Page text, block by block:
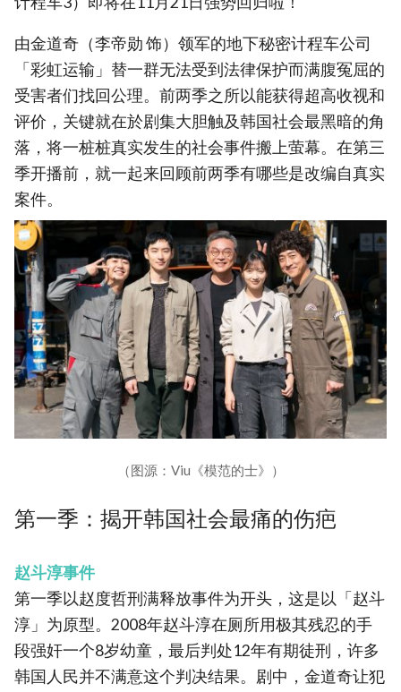
由金道奇（李帝勋 饰）领军的地下秘密计程车公司
「彩虹运输」替一群无法受到法律保护而满腹冤屈的
受害者们找回公理。前两季之所以能获得超高收视和
评价，关键就在於剧集大胆触及韩国社会最黑暗的角
落，将一桩桩真实发生的社会事件搬上萤幕。在第三
季开播前，就一起来回顾前两季有哪些是改编自真实
案件。
（图源：Viu《模范的士》）
第一季：揭开韩国社会最痛的伤疤
赵斗淳事件
第一季以赵度哲刑满释放事件为开头，这是以「赵斗
淳」为原型。2008年赵斗淳在厕所用极其残忍的手
段强奸一个8岁幼童，最后判处12年有期徒刑，许多
韩国人民并不满意这个判决结果。剧中，金道奇让犯